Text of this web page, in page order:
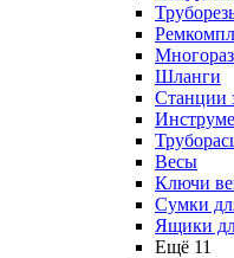
Шланги
Станции
Весы
Ключи
Сумки
Ящики
Ещё 11